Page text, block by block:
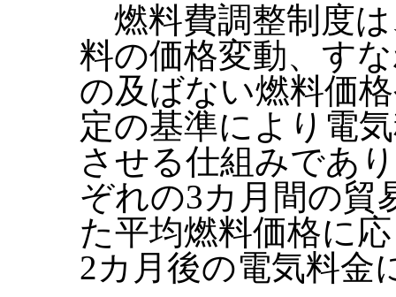
燃料費調整制度
料の価格変動、す
の及ばない燃料価
定の基準により電
させる仕組みであ
ぞれの3カ月間の貿
た平均燃料価格に
2カ月後の電気料金